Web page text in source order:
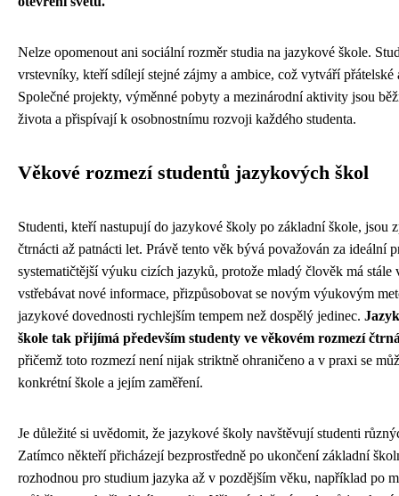
Nelze opomenout ani sociální rozměr studia na jazykové škole.
vrstevníky, kteří sdílejí stejné zájmy a ambice, což vytváří
Společné projekty, výměnné pobyty a mezinárodní aktivity jsou
života a přispívají k osobnostnímu rozvoji každého studenta.
Věkové rozmezí studentů jazykových škol
Studenti, kteří nastupují do jazykové školy po základní škole, jsou
čtrnácti až patnácti let. Právě tento věk bývá považován za ideální
systematičtější výuku cizích jazyků, protože mladý člověk má stále
vstřebávat nové informace, přizpůsobovat se novým výukovým
jazykové dovednosti rychlejším tempem než dospělý jedinec.
škole tak přijímá především studenty ve věkovém rozmezí
přičemž toto rozmezí není nijak striktně ohraničeno a v praxi se
konkrétní škole a jejím zaměření.
Je důležité si uvědomit, že jazykové školy navštěvují studenti
Zatímco někteří přicházejí bezprostředně po ukončení základní
rozhodnou pro studium jazyka až v pozdějším věku, například po